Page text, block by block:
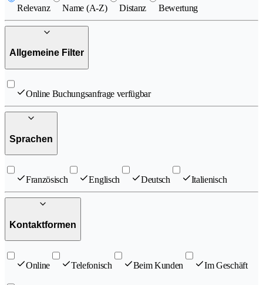
Relevanz Name (A-Z) Distanz Bewertung
Allgemeine Filter
Online Buchungsanfrage verfügbar
Sprachen
Französisch Englisch Deutsch Italienisch
Kontaktformen
Online Telefonisch Beim Kunden Im Geschäft